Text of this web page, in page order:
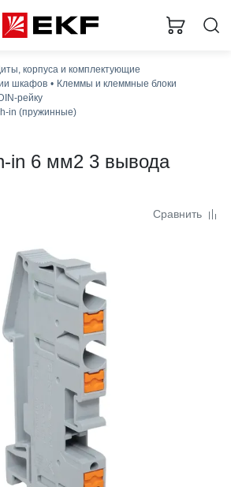
корпуса и комплектующие
шкафов
Клеммы и клеммные блоки
рейку
in (пружинные)
in 6 мм2 3 вывода
Сравнить